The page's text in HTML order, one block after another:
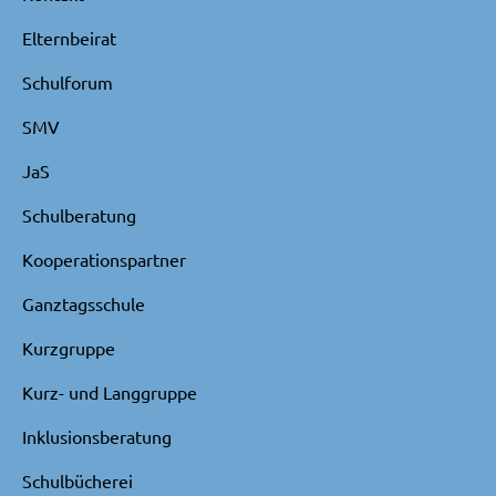
Elternbeirat
Schulforum
SMV
JaS
Schulberatung
Kooperationspartner
Ganztagsschule
Kurzgruppe
Kurz- und Langgruppe
Inklusionsberatung
Schulbücherei